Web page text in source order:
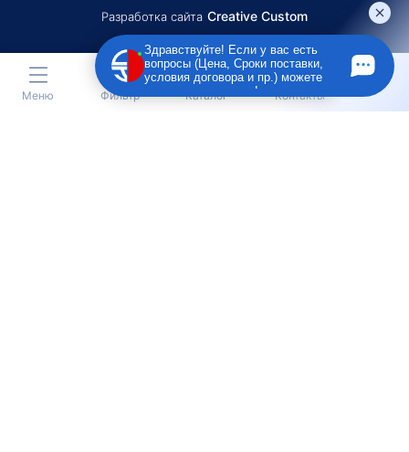
Разработка сайта Creative Custom
Меню Фильтр Каталог Контакты
Здравствуйте! Если у вас есть
вопросы (Цена, Сроки поставки,
условия договора и пр.) можете
задать их мне в чат!